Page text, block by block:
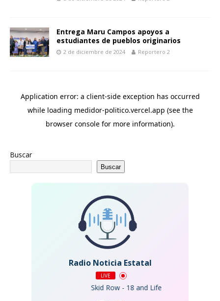
Entrega Maru Campos apoyos a
estudiantes de pueblos originarios
2 de diciembre de 2024 Reportero 2
Buscar
Buscar
Radio Noticia Estatal
LIVE
Skid Row - 18 and Life